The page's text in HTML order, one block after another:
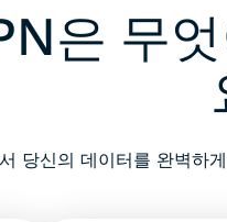
은 무
당신의 데이터를 완벽하